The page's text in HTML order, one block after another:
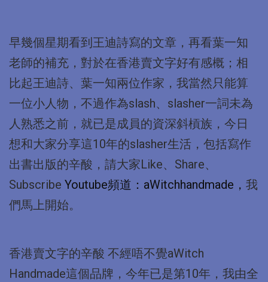
早幾個星期看到王迪詩寫的文章，再看葉一知
老師的補充，對於在香港賣文字好有感概；相
比起王迪詩、葉一知兩位作家，我當然只能算
一位小人物，不過作為slash、slasher一詞未為
人熟悉之前，就已是成員的資深斜槓族，今日
想和大家分享這10年的slasher生活，包括寫作
出書出版的辛酸，請大家Like、Share、
Subscribe Youtube頻道：aWitchhandmade， 我
們馬上開始。
香港賣文字的辛酸 不經唔不覺aWitch
Handmade這個品牌，今年已是第10年，我由全